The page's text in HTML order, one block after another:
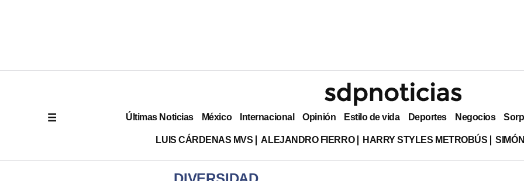
Últimas Noticias México Internacional Opinión Estilo de vida Deportes Negocios
LUIS CÁRDENAS MVS ALEJANDRO FIERRO HARRY STYLES METROBÚS